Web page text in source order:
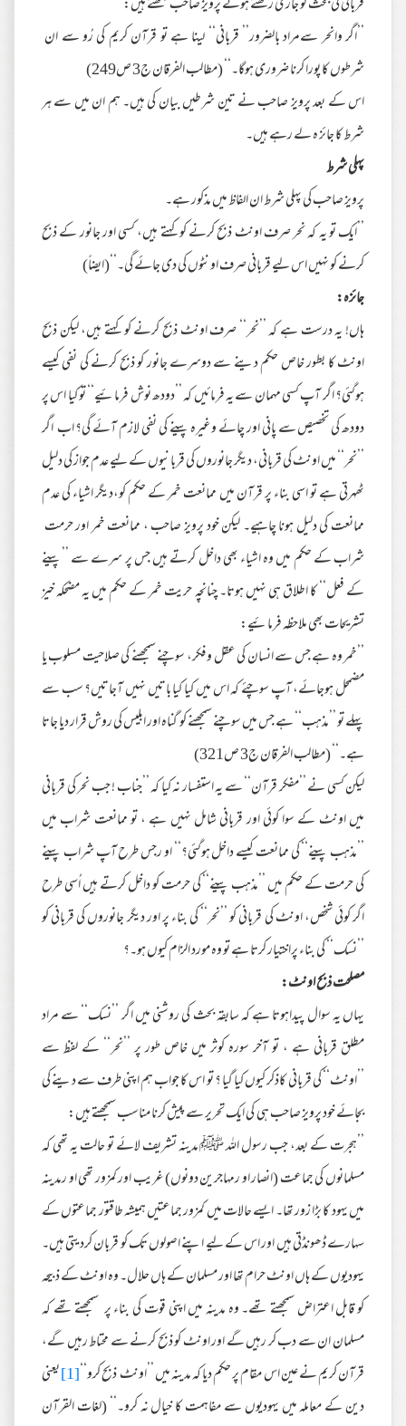
قربانی کی بحث کو جاری رکھتے ہوئے پرویز صاحب لکھتے ہیں:
’’اگر وانحر سےمراد بالضرور’’ قربانی‘‘ لینا ہے تو قرآن کریم کی رُو سے ان
شرطوں کا پورا کرنا ضروری ہوگا۔‘‘ (مطالب الفرقان ج3 ص249)
اس کے بعد پرویز صاحب نے تین شرطیں بیان کی ہیں۔ ہم ان میں سے ہر
شرط کا جائز ہ لے رہے ہیں۔
پہلی شرط
پرویز صاحب کی پہلی شرط ان الفاظ میں مذکور ہے۔
’’ایک تو یہ کہ نحر صرف اونٹ ذبح کرنے کو کہتے ہیں، کسی اور جانور کے ذبح
کرنے کو نہیں اس لیے قربانی صرف اونٹوں کی دی جائے گی۔‘‘(ایضاً)
جائزہ:
ہاں! یہ درست ہے کہ ’’نحر‘‘ صرف اونٹ ذبح کرنے کو کہتے ہیں، لیکن ذبح
اونٹ کا بطور خاص حکم دینے سے دوسرے جانور کو ذبح کرنے کی نفی کیسے
ہوگئی؟ اگر آپ کسی مہمان سے یہ فرمائیں کہ ’’دودھ نوش فرمائیے‘‘ تو کیا اس پر
دودھ کی تخصیص سے پانی اور چائے وغیرہ پینے کی نفی لازم آئے گی؟ اب اگر
’’نحر‘‘ میں اونٹ کی قربانی، دیگر جانوروں کی قربانیوں کے لیے عدم جواز کی دلیل
ٹھہرتی ہے تو اسی بناء پر قرآن میں ممانعت خمر کے حکم کو،دیگر اشیاء کی عدم
ممانعت کی دلیل ہونا چاہیے۔ لیکن خود پرویز صاحب ، ممانعت خمر اور حرمت
شراب کے حکم میں وہ اشیاء بھی داخل کرتے ہیں جس پر سرے سے ’’پینے
کے فعل‘‘ کا اطلاق ہی نہیں ہوتا۔ چنانچہ حریت خمر کے حکم میں یہ مضحکہ خیز
تشریحات بھی ملاحظہ فرمائیے:
’’خمر وہ ہے جس سے انسان کی عقل و فکر، سوچنے سمجھنے کی صلاحیت مسلوب یا
مضمحل ہوجائے، آپ سوچئے کہ اس میں کیا کیا باتیں نہیں آجاتیں؟ سب سے
پہلے تو ’’مذہب‘‘ ہے جس میں سوچنے سمجھنے کو گناہ اور ابلیس کی روش قرار دیا جاتا
ہے۔‘‘ (مطالب الفرقان ج3 ص321)
لیکن کسی نے ’’مفکر قرآن‘‘ سے یہ استفسار نہ کیا کہ ’’جناب ! جب نحر کی قربانی
میں اونٹ کے سوا کوئی اور قربانی شامل نہیں ہے ، تو ممانعت شراب میں
’’مذہب پینے‘‘ کی ممانعت کیسے داخل ہوگئی؟‘‘ او رجس طرح آپ شراب پینے
کی حرمت کے حکم میں ’’مذہب پینے‘‘ کی حرمت کو داخل کرتے ہیں اُسی طرح
اگر کوئی شخص، اونٹ کی قربانی کو ’’نحر‘‘ کی بناء پر اور دیگر جانوروں کی قربانی کو
’’نسک‘‘ کی بناء پراختیار کرتا ہے تو وہ مورد الزام کیوں ہو۔؟
مصلحت ذبح اونٹ:
یہاں یہ سوال پیداہوتا ہے کہ سابقہ بحث کی روشنی میں اگر ’’نسک‘‘ سے مراد
مطلق قربانی ہے ، تو آخر سورہ کوثر میں خاص طور پر ’’نحر‘‘ کے لفظ سے
’’اونٹ‘‘ کی قربانی کاذکر کیوں کیا گیا ؟ تو اس کا جواب ہم اپنی طرف سے دینے کی
بجائے خود پرویز صاحب ہی کی ایک تحریر سے پیش کرنا مناسب سمجھتے ہیں:
’’ہجرت کے بعد، جب رسول اللہ ﷺ مدینہ تشریف لائے تو حالت یہ تھی کہ
مسلمانوں کی جماعت (انصار او رمہاجرین دونوں) غریب اور کمزور تھی او رمدینہ
میں یہود کا بڑا زور تھا۔ ایسے حالات میں کمزور جماعتیں ہمیشہ طاقتور جماعتوں کے
سہارے ڈھونڈتی ہیں اور اس کے لیے اپنے اصولوں تک کو قربان کردیتی ہیں۔
یہودیوں کے ہاں اونٹ حرام تھا اور مسلمان کے ہاں حلال۔ وہ اونٹ کے ذبیحہ
کو قابل اعتراض سمجھتے تھے۔ وہ مدینہ میں اپنی قوت کی بناء پر سمجھتے تھے کہ
مسلمان ان سے دب کر رہیں گے اور اونٹ کو ذبح کرنے سے محتاط رہیں گے،
قرآن کریم نے عین اس مقام پر حکم دیا کہ مدینہ میں ’’اونٹ ذبح کرو‘‘ [1] یعنی
دین کے معاملہ میں یہودیوں سے مفاہمت کا خیال نہ کرو۔‘‘ (لغات القرآن